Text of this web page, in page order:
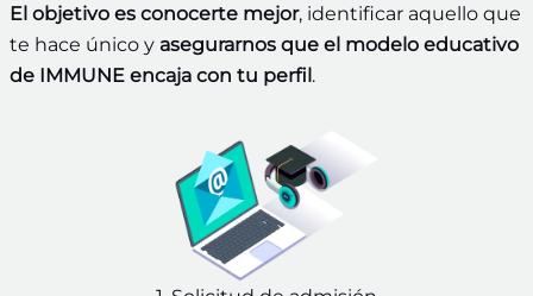
El objetivo es conocerte mejor, identificar aquello que
te hace único y asegurarnos que el modelo educativo
de IMMUNE encaja con tu perfil.